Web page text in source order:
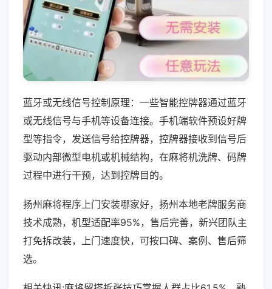
蓝牙或无线信号控制原理：一些智能控牌器通过蓝牙
或无线信号与手机等设备连接。手机端软件预设好牌
型等指令，发送信号给控牌器，控牌器接收到信号后
驱动内部微型电机或机械结构，在麻将机洗牌、码牌
过程中进行干预，达到控牌目的。
扬州麻将程序上门安装哪家好，扬州本地老牌服务商
技术成熟，机型适配率95%，售后完善，新兴团队主
打免拆改装，上门速度快，可按口碑、案例、售后筛
选。